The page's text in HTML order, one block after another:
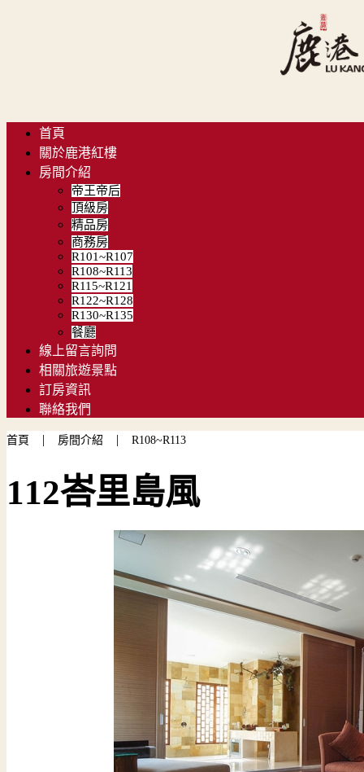
首頁
關於鹿港紅樓
房間介紹
帝王帝后
頂級房
精品房
商務房
R101~R107
R108~R113
R115~R121
R122~R128
R130~R135
餐廳
線上留言詢問
相關旅遊景點
訂房資訊
聯絡我們
首頁 | 房間介紹 | R108~R113
112峇里島風